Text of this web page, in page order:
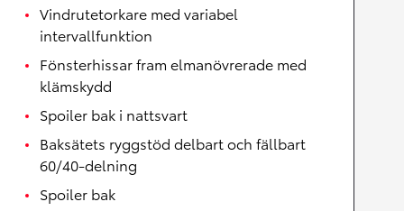
Vindrutetorkare med variabel
intervallfunktion
Fönsterhissar fram elmanövrerade med
klämskydd
Spoiler bak i nattsvart
Baksätets ryggstöd delbart och fällbart
60/40-delning
Spoiler bak